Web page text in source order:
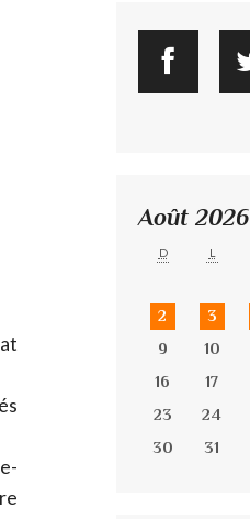
Août 2026
D L
2
3
9
10
16
17
23
24
30
31